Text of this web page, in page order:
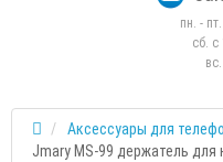
пн. -
сб. c
Аксессуары для
Jmary MS-99 держатель